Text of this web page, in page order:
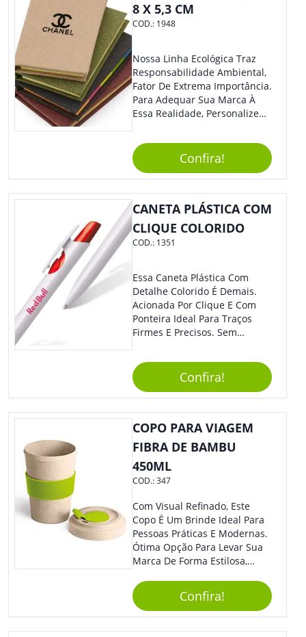
8 X 5,3 CM
COD.: 1948
Nossa Linha Ecológica Traz
Responsabilidade Ambiental,
Fator De Extrema Importância.
Para Adequar Sua Marca À
Essa Realidade, Personalize
Anotações Com Post-It E
Caneta. Elaborado A Partir De
Material Reciclado, O Brinde
Também É Prático, Tornando-
Se Assim Excelente Para Uso
Cotidiano. Perfeito, Não É?!
Confira!
CANETA PLÁSTICA COM
CLIQUE COLORIDO
COD.: 1351
Essa Caneta Plástica Com
Detalhe Colorido É Demais.
Acionada Por Clique E Com
Ponteira Ideal Para Traços
Firmes E Precisos. Sem
Brinde Para Representar Sua
Marca. Dimensões: 1.6 Cm X
13.7 Cm X 1.6 Cm
Confira!
COPO PARA VIAGEM
FIBRA DE BAMBU
450ML
COD.:347
Com Visual Refinado, Este
Copo É Um Brinde Ideal Para
Pessoas Práticas E Modernas.
Ótima Opção Para Levar Sua
Marca De Forma Estilosa,
Empresa Em Eventos,
Reuniões Corporativas Ou Até
Mesmo Para Presentear
Colaboradores.
Confira!